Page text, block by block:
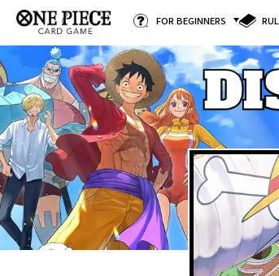
FOR BEGINNERS